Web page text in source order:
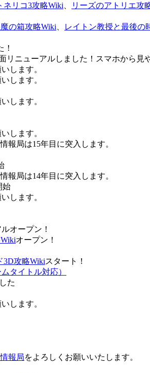
ネリコ3攻略Wiki リーズのアトリエ攻
の箱攻略Wiki レイトン教授と最後の
リニューアルしました！スマホから見
します。
します。
します。
します。
報局は15年目に突入します。
報局は14年目に突入します。
始
します。
オープン！
オープン！
3D攻略Wikiスタート！
タイトル対応）
た
します。
報局をよろしくお願いいたします。